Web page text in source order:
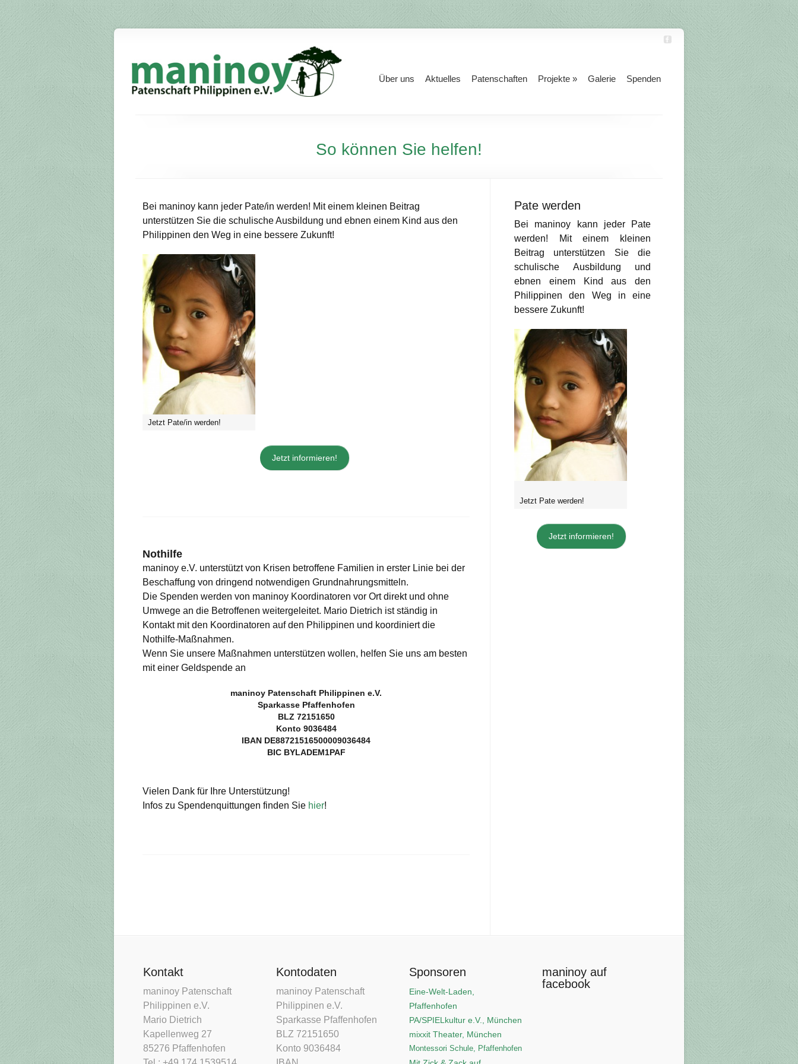
Über uns Aktuelles Patenschaften Projekte » Galerie Spenden
So können Sie helfen!
Bei maninoy kann jeder Pate/in werden! Mit einem kleinen Beitrag
unterstützen Sie die schulische Ausbildung und ebnen einem Kind aus den
Philippinen den Weg in eine bessere Zukunft!
Jetzt Pate/in werden!
Jetzt informieren!
Nothilfe
maninoy e.V. unterstützt von Krisen betroffene Familien in erster Linie bei der
Beschaffung von dringend notwendigen Grundnahrungsmitteln.
Die Spenden werden von maninoy Koordinatoren vor Ort direkt und ohne
Umwege an die Betroffenen weitergeleitet. Mario Dietrich ist ständig in
Kontakt mit den Koordinatoren auf den Philippinen und koordiniert die
Nothilfe-Maßnahmen.
Wenn Sie unsere Maßnahmen unterstützen wollen, helfen Sie uns am besten
mit einer Geldspende an
maninoy Patenschaft Philippinen e.V.
Sparkasse Pfaffenhofen
BLZ 72151650
Konto 9036484
IBAN DE88721516500009036484
BIC BYLADEM1PAF
Vielen Dank für Ihre Unterstützung!
Infos zu Spendenquittungen finden Sie hier!
Pate werden
Bei maninoy kann jeder Pate
werden! Mit einem kleinen
Beitrag unterstützen Sie die
schulische Ausbildung und
ebnen einem Kind aus den
Philippinen den Weg in eine
bessere Zukunft!
Jetzt Pate werden!
Jetzt informieren!
Kontakt
maninoy Patenschaft
Philippinen e.V.
Mario Dietrich
Kapellenweg 27
85276 Pfaffenhofen
Kontodaten
maninoy Patenschaft
Philippinen e.V.
Sparkasse Pfaffenhofen
BLZ 72151650
Konto 9036484
Sponsoren
Eine-Welt-Laden,
Pfaffenhofen
PA/SPIELkultur e.V., München
mixxit Theater, München
Montessori Schule, Pfaffenhofen
maninoy auf
facebook